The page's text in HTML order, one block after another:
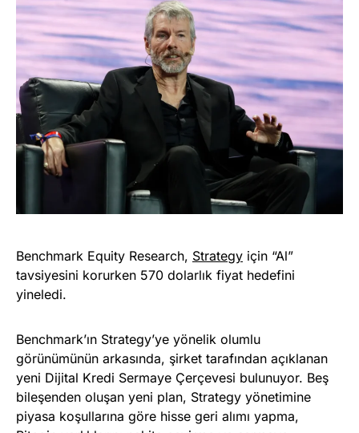
Benchmark Equity Research, Strategy için “Al”
tavsiyesini korurken 570 dolarlık fiyat hedefini
yineledi.
Benchmark’ın Strategy’ye yönelik olumlu
görünümünün arkasında, şirket tarafından açıklanan
yeni Dijital Kredi Sermaye Çerçevesi bulunuyor. Beş
bileşenden oluşan yeni plan, Strategy yönetimine
piyasa koşullarına göre hisse geri alımı yapma,